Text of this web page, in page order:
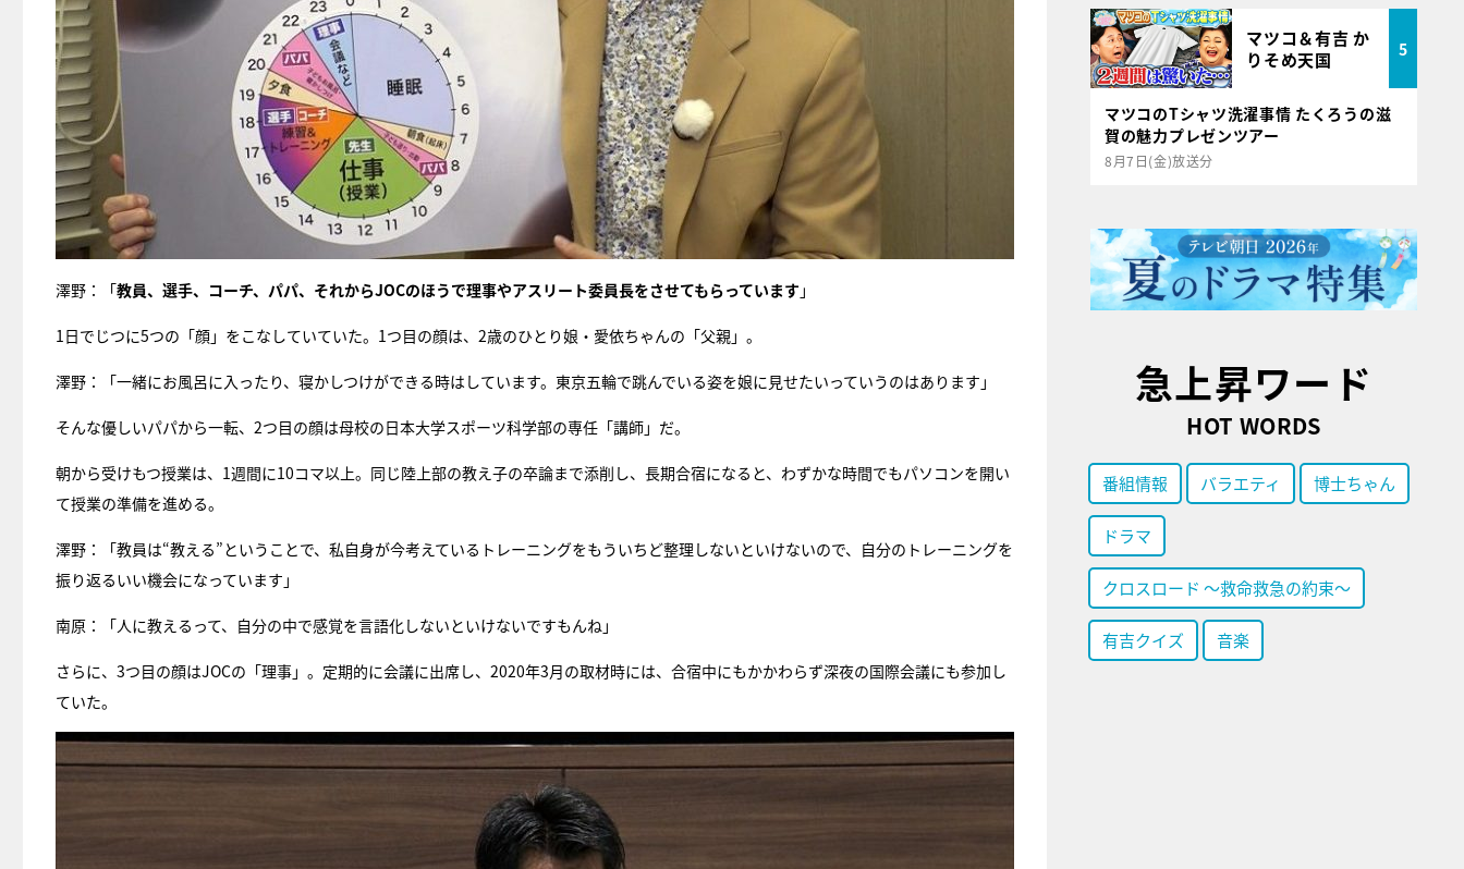
澤野：「教員、選手、コーチ、パパ、それからJOCのほうで理事やアスリート委員長をさせてもらっています 」
1日でじつに5つの「顔」をこなしていていた。1つ目の顔は、2歳のひとり娘・愛依ちゃんの「父親」。
澤野：「一緒にお風呂に入ったり、寝かしつけができる時はしています。東京五輪で跳んでいる姿を娘に見せたいっていうのはあります」
そんな優しいパパから一転、2つ目の顔は母校の日本大学スポーツ科学部の専任「講師」だ。
朝から受けもつ授業は、1週間に10コマ以上。同じ陸上部の教え子の卒論まで添削し、長期合宿になると、わずかな時間でもパソコンを開い
て授業の準備を進める。
澤野：「教員は“教える”ということで、私自身が今考えているトレーニングをもういちど整理しないといけないので、自分のトレーニングを
振り返るいい機会になっています」
南原：「人に教えるって、自分の中で感覚を言語化しないといけないですもんね」
さらに、3つ目の顔はJOCの「理事」。定期的に会議に出席し、2020年3月の取材時には、合宿中にもかかわらず深夜の国際会議にも参加し
ていた。
マツコ＆有吉 か
りそめ天国
5
マツコのTシャツ洗濯事情 たくろうの滋
賀の魅力プレゼンツアー
8月7日(金)放送分
急上昇ワード
HOT WORDS
番組情報 バラエティ 博士ちゃん
ドラマ
クロスロード ～救命救急の約束～
有吉クイズ 音楽